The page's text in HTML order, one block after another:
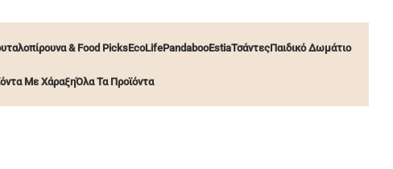
& Food PicksEcoLifePandabooEstiaΤσάντεςΠαιδικό Δωμάτιο
Με ΧάραξηΌλα Τα Προϊόντα